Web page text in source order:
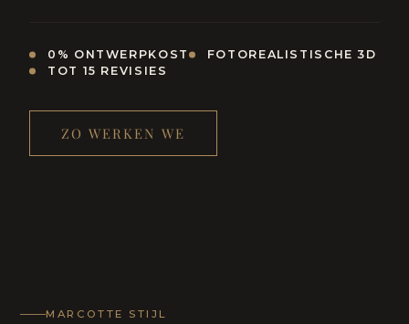
0% ONTWERPKOST
FOTOREALISTISCHE 3D
TOT 15 REVISIES
ZO WERKEN WE
MARCOTTE STIJL